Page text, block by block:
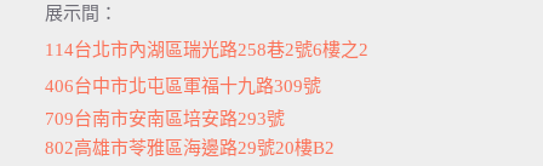
展示間：
114台北市內湖區瑞光路258巷2號6樓之2
406台中市北屯區軍福十九路309號
709台南市安南區培安路293號
802高雄市苓雅區海邊路29號20樓B2